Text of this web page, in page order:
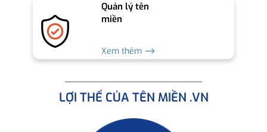
Quản lý tên
miền
Xem thêm ⟶
LỢI THẾ CỦA TÊN MIỀN .VN